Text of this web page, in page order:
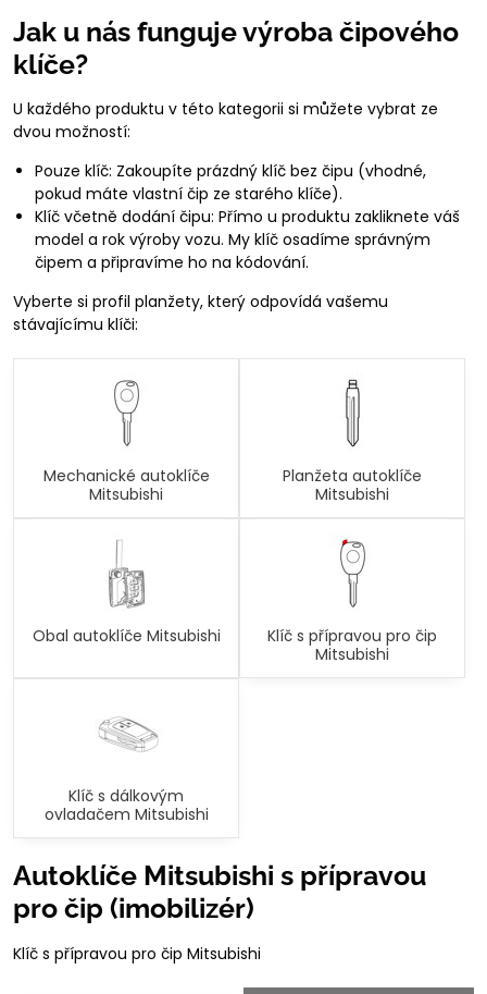
Jak u nás funguje výroba čipového
klíče?
U každého produktu v této kategorii si můžete vybrat ze
dvou možností:
Pouze klíč: Zakoupíte prázdný klíč bez čipu (vhodné,
pokud máte vlastní čip ze starého klíče).
Klíč včetně dodání čipu: Přímo u produktu zakliknete váš
model a rok výroby vozu. My klíč osadíme správným
čipem a připravíme ho na kódování.
Vyberte si profil planžety, který odpovídá vašemu
stávajícímu klíči:
Mechanické autoklíče
Mitsubishi
Planžeta autoklíče
Mitsubishi
Obal autoklíče Mitsubishi
Klíč s přípravou pro čip
Mitsubishi
Klíč s dálkovým
ovladačem Mitsubishi
Autoklíče Mitsubishi s přípravou
pro čip (imobilizér)
Klíč s přípravou pro čip Mitsubishi